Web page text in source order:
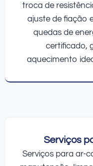
troca de
ajuste de fiação
quedas de
certificado,
aquecimento
Serviços
Serviços para ar-